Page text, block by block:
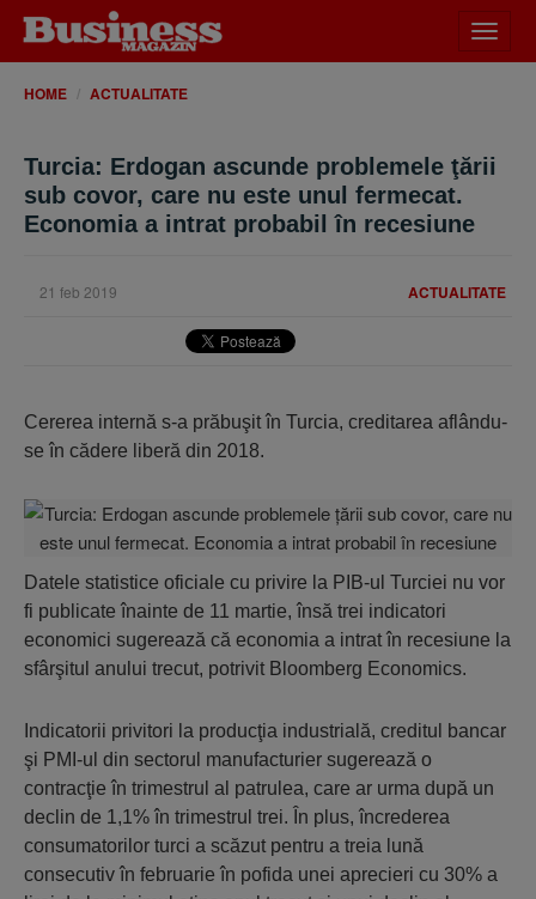
meniu
HOME ACTUALITATE
Turcia: Erdogan ascunde problemele ţării
sub covor, care nu este unul fermecat.
Economia a intrat probabil în recesiune
ACTUALITATE
21 feb 2019
Cererea internă s-a prăbuşit în Turcia, creditarea aflându-
se în cădere liberă din 2018.
Datele statistice oficiale cu privire la PIB-ul Turciei nu vor
fi publicate înainte de 11 martie, însă trei indicatori
economici sugerează că economia a intrat în recesiune la
sfârşitul anului trecut, potrivit Bloomberg Economics.
Indicatorii privitori la producţia industrială, creditul bancar
şi PMI-ul din sectorul manufacturier sugerează o
contracţie în trimestrul al patrulea, care ar urma după un
declin de 1,1% în trimestrul trei. În plus, încrederea
consumatorilor turci a scăzut pentru a treia lună
consecutiv în februarie în pofida unei aprecieri cu 30% a